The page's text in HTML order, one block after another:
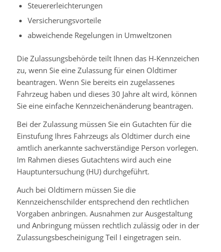
Steuererleichterungen
Versicherungsvorteile
abweichende Regelungen in Umweltzonen
Die Zulassungsbehörde teilt Ihnen das H-Kennzeichen
zu, wenn Sie eine Zulassung für einen Oldtimer
beantragen. Wenn Sie bereits ein zugelassenes
Fahrzeug haben und dieses 30 Jahre alt wird, können
Sie eine einfache Kennzeichenänderung beantragen.
Bei der Zulassung müssen Sie ein Gutachten für die
Einstufung Ihres Fahrzeugs als Oldtimer durch eine
amtlich anerkannte sachverständige Person vorlegen.
Im Rahmen dieses Gutachtens wird auch eine
Hauptuntersuchung (HU) durchgeführt.
Auch bei Oldtimern müssen Sie die
Kennzeichenschilder entsprechend den rechtlichen
Vorgaben anbringen. Ausnahmen zur Ausgestaltung
und Anbringung müssen rechtlich zulässig oder in der
Zulassungsbescheinigung Teil I eingetragen sein.